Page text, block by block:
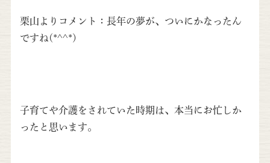
栗山よりコメント：長年の夢が、ついにかなったん
ですね(*^^*)
子育てや介護をされていた時期は、本当にお忙しか
ったと思います。